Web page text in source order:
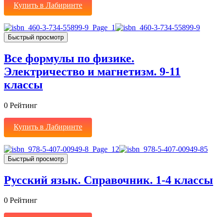
Купить в Лабиринте
Быстрый просмотр
Все формулы по физике.
Электричество и магнетизм. 9-11
классы
0 Рейтинг
Купить в Лабиринте
Быстрый просмотр
Русский язык. Справочник. 1-4 классы
0 Рейтинг